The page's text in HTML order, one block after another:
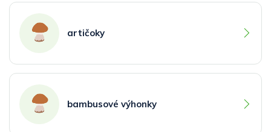
artičoky
bambusové výhonky